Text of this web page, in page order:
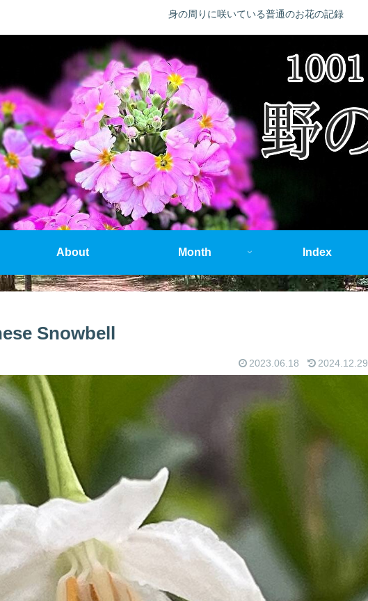
身の周りに咲いている普通のお花の記録
About Month Index
Snowbell
2023.06.18 2024.12.29